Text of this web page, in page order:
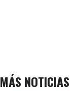
MÁS NOTICIAS